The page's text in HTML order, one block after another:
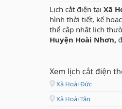
Lịch cắt điện tại Xã
hình thời tiết, kế
thể cập nhật lịch
Huyện Hoài Nhơn,
Xem lịch cắt điện
Xã Hoài Đức
Xã Hoài Tân